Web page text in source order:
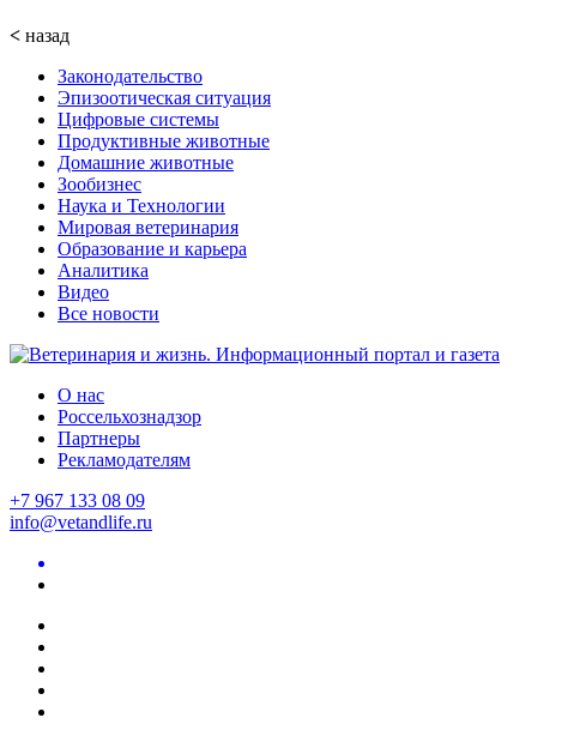
< назад
Законодательство
Эпизоотическая ситуация
Цифровые системы
Продуктивные животные
Домашние животные
Зообизнес
Наука и Технологии
Мировая ветеринария
Образование и карьера
Аналитика
Видео
Все новости
О нас
Россельхознадзор
Партнеры
Рекламодателям
+7 967 133 08 09
info@vetandlife.ru